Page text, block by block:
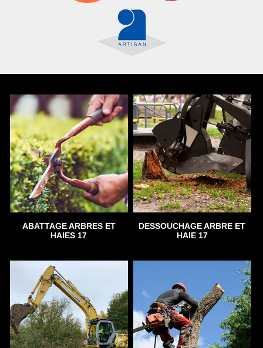
ABATTAGE ARBRES ET
HAIES 17
DESSOUCHAGE ARBRE ET
HAIE 17